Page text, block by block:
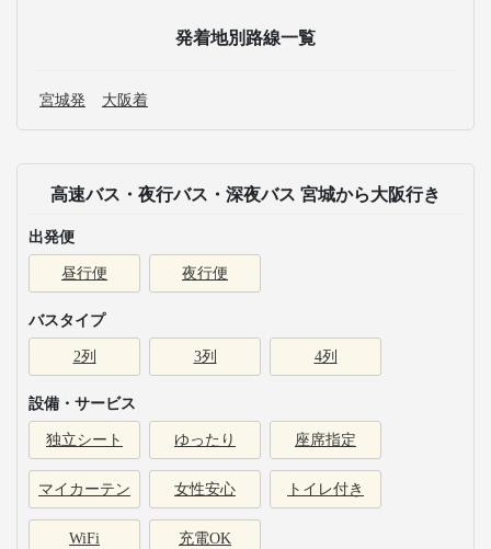
発着地別路線一覧
宮城発 大阪着
高速バス・夜行バス・深夜バス 宮城から大阪行き
出発便
昼行便 夜行便
バスタイプ
2列 3列 4列
設備・サービス
独立シート ゆったり 座席指定
マイカーテン 女性安心 トイレ付き
WiFi 充電OK